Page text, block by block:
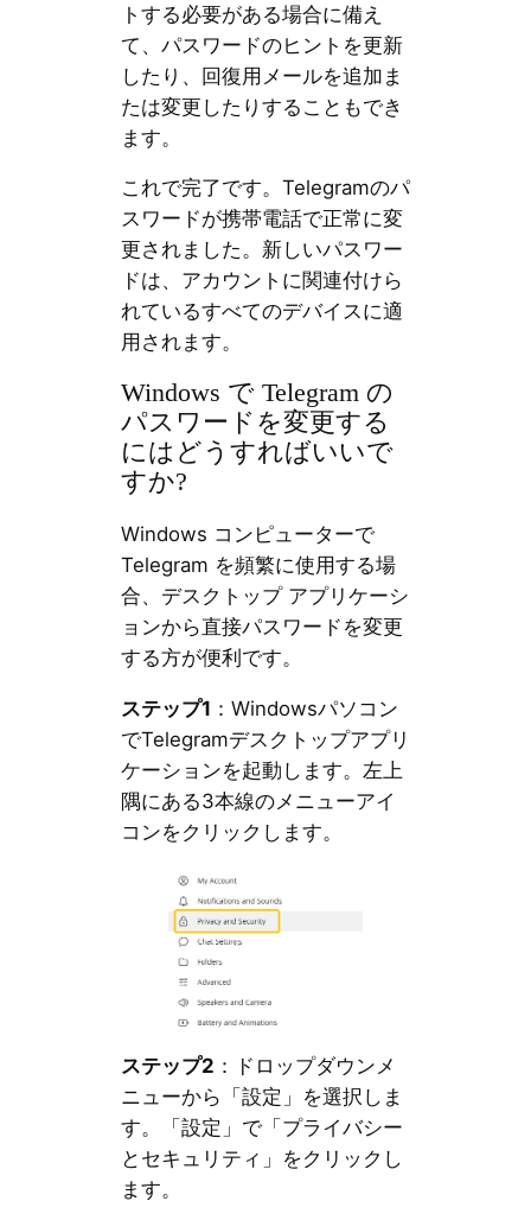
トする必要がある場合に備え
て、パスワードのヒントを更新
したり、回復用メールを追加ま
たは変更したりすることもでき
ます。
これで完了です。Telegramのパ
スワードが携帯電話で正常に変
更されました。新しいパスワー
ドは、アカウントに関連付けら
れているすべてのデバイスに適
用されます。
Windows で Telegram の
パスワードを変更する
にはどうすればいいで
すか?
Windows コンピューターで
Telegram を頻繁に使用する場
合、デスクトップ アプリケーシ
ョンから直接パスワードを変更
する方が便利です。
ステップ1 ：Windowsパソコン
でTelegramデスクトップアプリ
ケーションを起動します。左上
隅にある3本線のメニューアイ
コンをクリックします。
ステップ2 ：ドロップダウンメ
ニューから「設定」を選択しま
す。「設定」で「プライバシー
とセキュリティ」をクリックし
ます。